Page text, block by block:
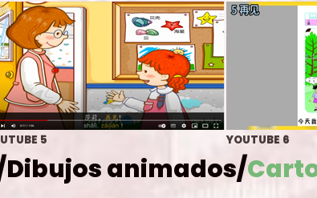
5 YOUTUBE 6
animados/